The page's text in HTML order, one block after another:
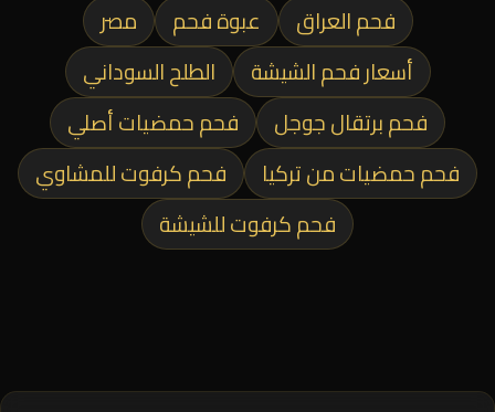
فحم العراق
عبوة فحم
مصر
أسعار فحم الشيشة
الطلح السوداني
فحم برتقال جوجل
فحم حمضيات أصلي
فحم حمضيات من تركيا
فحم كرفوت للمشاوي
فحم كرفوت للشيشة